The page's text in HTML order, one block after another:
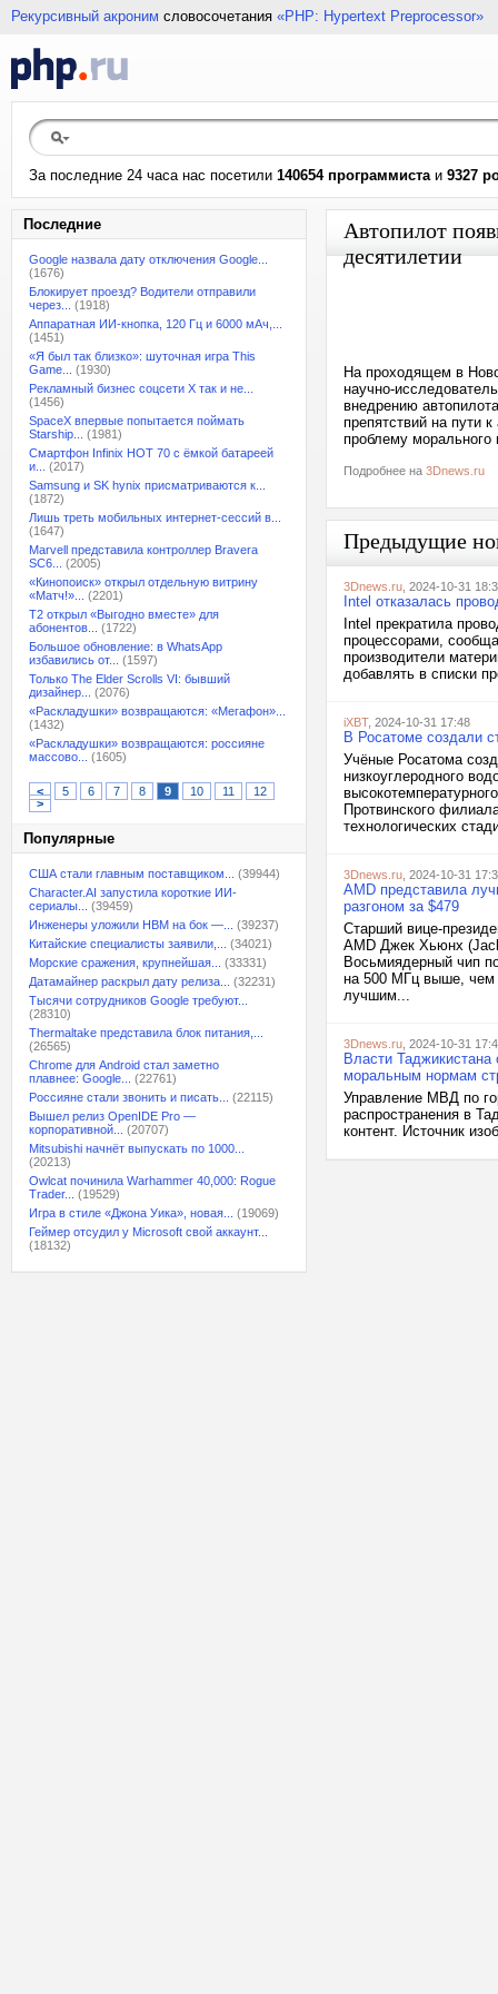
Рекурсивный акроним словосочетания «PHP: Hypertext Preprocessor»
За последние 24 часа нас посетили 140654 программистаи 9327
Последние
Google назвала дату отключения Google...
(1676)
Блокирует проезд? Водители отправили
через...
(1918)
Аппаратная ИИ-кнопка, 120 Гц и 6000 мАч,...
(1451)
«Я был так близко»: шуточная игра This
Game...
(1930)
Рекламный бизнес соцсети X так и не...
(1456)
SpaceX впервые попытается поймать
Starship...
(1981)
Смартфон Infinix HOT 70 с ёмкой батареей
и...
(2017)
Samsung и SK hynix присматриваются к...
(1872)
Лишь треть мобильных интернет-сессий в...
(1647)
Marvell представила контроллер Bravera
SC6...
(2005)
«Кинопоиск» открыл отдельную витрину
«Матч!»...
(2201)
T2 открыл «Выгодно вместе» для
абонентов...
(1722)
Большое обновление: в WhatsApp
избавились от...
(1597)
Только The Elder Scrolls VI: бывший
дизайнер...
(2076)
«Раскладушки» возвращаются: «Мегафон»...
(1432)
«Раскладушки» возвращаются: россияне
массово...
(1605)
< 5 6 7 8 9 10 11
12
>
Популярные
США стали главным поставщиком...
(39944)
Character.AI запустила короткие ИИ-
сериалы...
(39459)
Инженеры уложили HBM на бок —...
(39237)
Китайские специалисты заявили,...
(34021)
Морские сражения, крупнейшая...
(33331)
Датамайнер раскрыл дату релиза...
(32231)
Тысячи сотрудников Google требуют...
(28310)
Thermaltake представила блок питания,...
(26565)
Chrome для Android стал заметно
плавнее: Google...
(22761)
Россияне стали звонить и писать...
(22115)
Вышел релиз OpenIDE Pro —
корпоративной...
(20707)
Mitsubishi начнёт выпускать по 1000...
(20213)
Owlcat починила Warhammer 40,000: Rogue
Trader...
(19529)
Игра в стиле «Джона Уика», новая...
(19069)
Геймер отсудил у Microsoft свой аккаунт...
(18132)
Автопилот
десятилетии
На проходящем в
научно-
внедрению
препятствий на пути
проблему морального
Подробнее на 3Dnews.ru
Предыдущие
3Dnews.ru , 2024-10-31
Intel отказалась
Intel прекратила
процессорами,
производители
добавлять в списки
iXBT, 2024-10-31 17:48
В Росатоме создали
Учёные Росатома
низкоуглеродного
Протвинского
технологических
3Dnews.ru , 2024-10-31
AMD представила
разгоном за $479
Старший вице-
AMD Джек Хьюнх
Восьмиядерный чип
на 500 МГц выше, чем
лучшим...
3Dnews.ru , 2024-10-31
Власти Таджикистана
моральным нормам
Управление МВД по
распространения в
контент. Источник